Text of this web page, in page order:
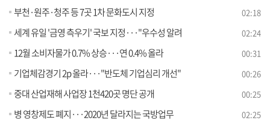
부천·원주·청주 등 7곳 1차 문화도시 지정 02:18
세계 유일 '금영 측우기' 국보 지정···"우수성 알려 02:24
12월 소비자물가 0.7% 상승···연 0.4% 올라 00:31
기업체감경기 2p 올라···"반도체 기업심리 개선" 00:26
중대 산업재해 사업장 1천420곳 명단 공개 00:25
병 영창제도 폐지···2020년 달라지는 국방업무 02:25